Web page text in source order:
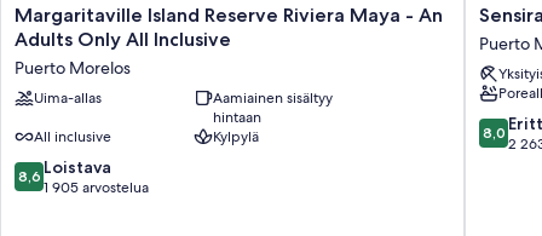
Margaritaville
Island
Riviera
Maya
An
Adults
Only
Margaritaville Island Reserve Riviera Maya - An
Adults Only All Inclusive
Puerto Morelos
Uima-allas
Aamiainen sisältyy
hintaan
All inclusive
Kylpylä
8.6
kautta
8,6 Loistava
1 905 arvostelua
Sensira
Resort
&
Spa
Riviera
Maya
–
Puerto
8.0
kautta
8,0
2